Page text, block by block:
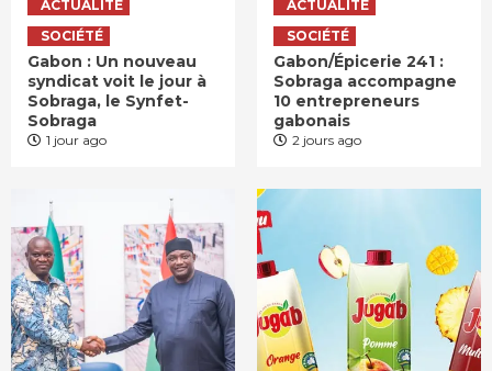
ACTUALITÉ
SOCIÉTÉ
Gabon : Un nouveau
syndicat voit le jour à
Sobraga, le Synfet-
Sobraga
1 jour ago
ACTUALITÉ
SOCIÉTÉ
Gabon/Épicerie 241 :
Sobraga accompagne
10 entrepreneurs
gabonais
2 jours ago